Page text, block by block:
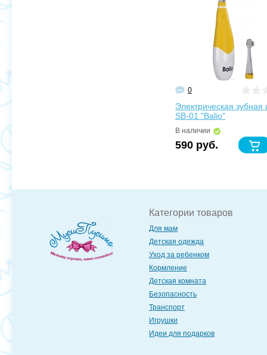
0
Электрическая зубная
SB-01 "Balio"
В наличии
590 руб.
Категории товаров
Для мам
Детская одежда
Уход за ребенком
Кормление
Детская комната
Безопасность
Транспорт
Игрушки
Идеи для подарков